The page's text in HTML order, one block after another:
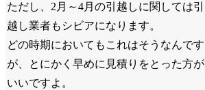
ただし、2月～4月の引越しに関しては引
越し業者もシビアになります。
どの時期においてもこれはそうなんです
が、とにかく早めに見積りをとった方が
いいですよ。